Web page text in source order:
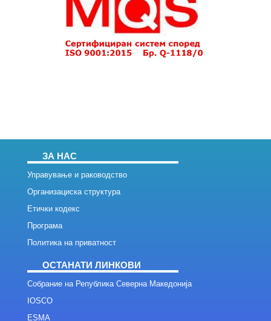
ЗА НАС
Управување и раководство
Организациска структура
Етички кодекс
Програма
Политика на приватност
ОСТАНАТИ ЛИНКОВИ
Собрание на Република Северна Македонија
IOSCO
ESMA